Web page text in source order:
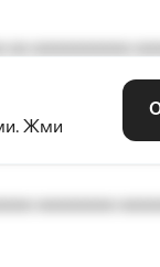
aaaaaa
Жми